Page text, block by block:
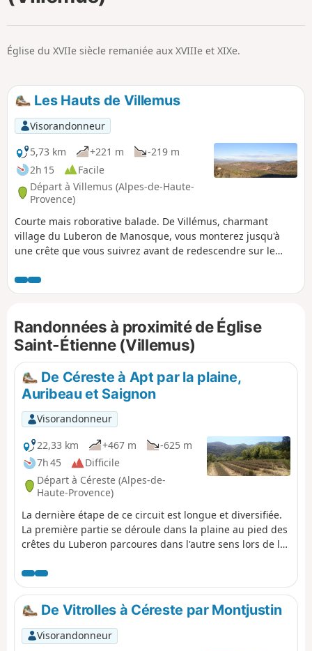
Église du XVIIe siècle remaniée aux XVIIIe et XIXe.
Les Hauts de Villemus
Visorandonneur
5,73 km
+221 m
-219 m
2h 15
Facile
Départ à Villemus (Alpes-de-Haute-
Provence)
Courte mais roborative balade. De Villémus, charmant
village du Luberon de Manosque, vous monterez jusqu'à
une crête que vous suivrez avant de redescendre sur le
montagneux de la région, la plaine de Forcalquier, les
vallées de la Durance et de l'Encrême.
Randonnées à proximité de Église
Saint-Étienne (Villemus)
De Céreste à Apt par la plaine,
Auribeau et Saignon
Visorandonneur
22,33 km
+467 m
-625 m
7h 45
Difficile
Départ à Céreste (Alpes-de-
Haute-Provence)
La dernière étape de ce circuit est longue et diversifiée.
La première partie se déroule dans la plaine au pied des
crêtes du Luberon parcoures dans l'autre sens lors de la
montant successivement aux villages de Glorivette,
Castellet-en-Lubéron et Auribeau, les deux derniers
offrant un beau patrimoine. On descend ensuite tout du
long avec, au passage, la traversée du beau village de
Saignon.
De Vitrolles à Céreste par Montjustin
Visorandonneur